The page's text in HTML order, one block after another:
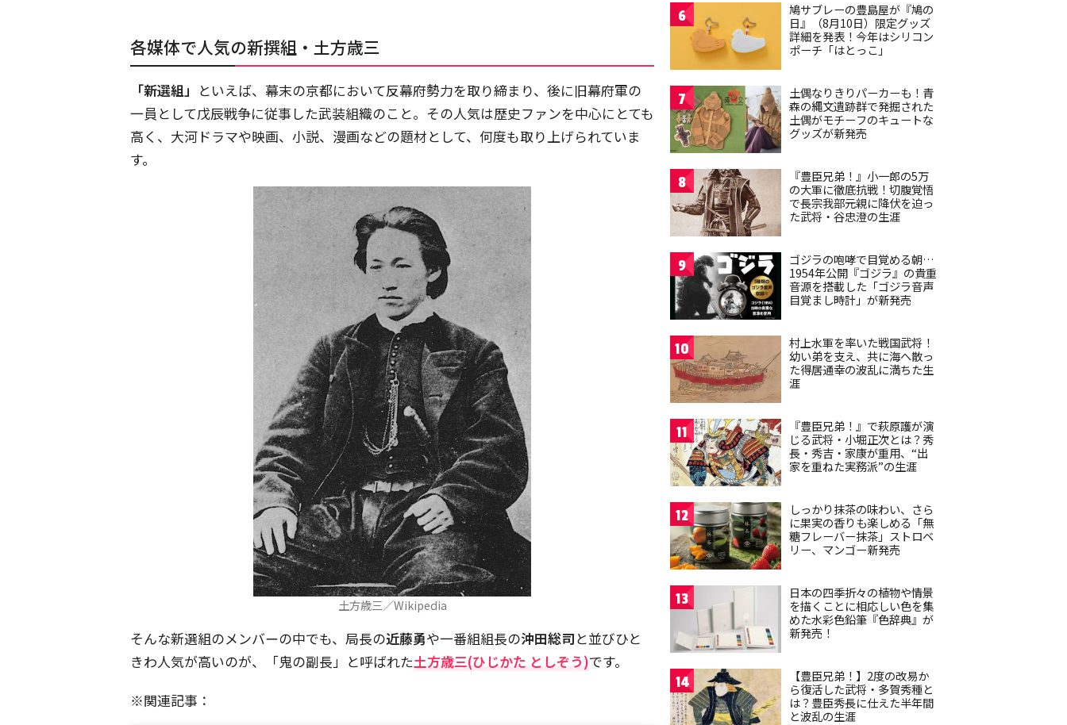
各媒体で人気の新撰組・土方歳三
「新選組」 といえば、幕末の京都において反幕府勢力を取り締まり、後に旧幕府軍の
一員として戊辰戦争に従事した武装組織のこと。その人気は歴史ファンを中心にとても
高く、大河ドラマや映画、小説、漫画などの題材として、何度も取り上げられていま
す。
土方歳三／Wikipedia
そんな新選組のメンバーの中でも、局長の近藤勇や一番組組長の沖田総司と並びひと
きわ人気が高いのが、「鬼の副長」と呼ばれた土方歳三(ひじかた としぞう)です。
※関連記事：
6
鳩サブレーの豊島屋が『鳩の
日』（8月10日）限定グッズ
詳細を発表！今年はシリコン
ポーチ「はとっこ」
7
土偶なりきりパーカーも！青
森の縄文遺跡群で発掘された
土偶がモチーフのキュートな
グッズが新発売
8
『豊臣兄弟！』小一郎の5万
の大軍に徹底抗戦！切腹覚悟
で長宗我部元親に降伏を迫っ
た武将・谷忠澄の生涯
9
ゴジラの咆哮で目覚める朝…
1954年公開『ゴジラ』の貴重
音源を搭載した「ゴジラ音声
目覚まし時計」が新発売
10
村上水軍を率いた戦国武将！
幼い弟を支え、共に海へ散っ
た得居通幸の波乱に満ちた生
涯
11
『豊臣兄弟！』で萩原護が演
じる武将・小堀正次とは？秀
長・秀吉・家康が重用、“出
家を重ねた実務派”の生涯
12
しっかり抹茶の味わい、さら
に果実の香りも楽しめる「無
糖フレーバー抹茶」ストロベ
リー、マンゴー新発売
13
日本の四季折々の植物や情景
を描くことに相応しい色を集
めた水彩色鉛筆『色辞典』が
新発売！
14
【豊臣兄弟！】2度の改易か
ら復活した武将・多賀秀種と
は？豊臣秀長に仕えた半年間
と波乱の生涯